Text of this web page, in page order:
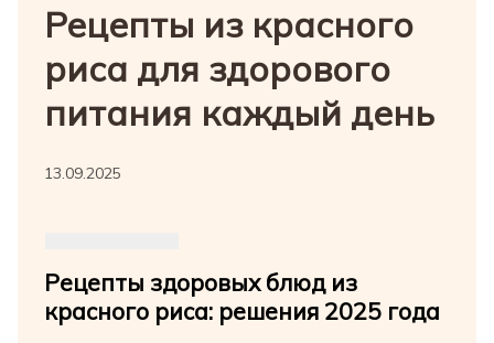
Рецепты из красного
риса для здорового
питания каждый день
13.09.2025
Рецепты здоровых блюд из
красного риса: решения 2025 года